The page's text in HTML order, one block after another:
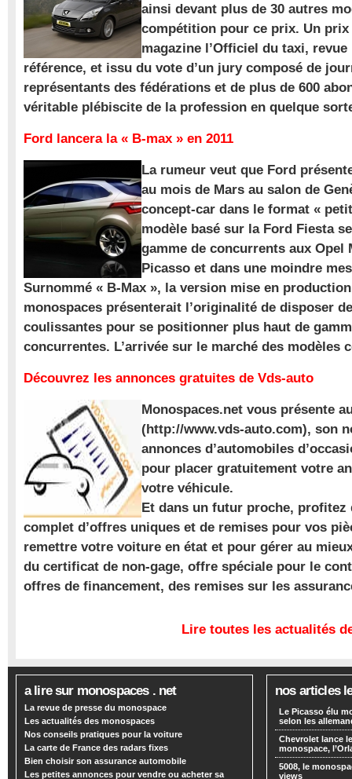
ainsi devant plus de 30 autres
compétition pour ce prix. Un
magazine l’Officiel du taxi,
référence, et issu du vote d’un jury composé de
représentants des fédérations et de plus de 600
véritable plébiscite de la profession en quelque
Ford lancera la « B-max » en 2011
La rumeur veut que Ford
au mois de Mars au salon de
concept-car dans le format «
modèle basé sur la Ford Fiesta
gamme de concurrents aux Opel
Picasso et dans une moindre
Surnommé « B-Max », la version mise en
monospaces présenterait l’originalité de disposer
coulissantes pour se positionner plus haut de
concurrentes. L’arrivée sur le marché des modèles
Découvrez les annonces gratuites de Vds-auto
Monospaces.net vous présente
(http://www.vds-auto.com), son
annonces d’automobiles
pour placer gratuitement votre
votre véhicule.
Et dans un futur proche, profitez
complet d’offres uniques et de remises pour vos
remettre votre voiture en état et pour gérer au
du certificat de non-gage, offre spéciale pour le
offres de financement, des remises sur les
Lire toutes les actualités
a lire sur monospaces . net
La revue de presse du monospace
Les actualités des monospaces
Nos conseils pratiques pour la voiture
La carte de France des radars fixes
Bien choisir son assurance automobile
Les petites annonces pour vendre ou acheter sa
nos articles
Le Picasso élu
selon les
Chevrolet lance
monospace,
5008, le
views